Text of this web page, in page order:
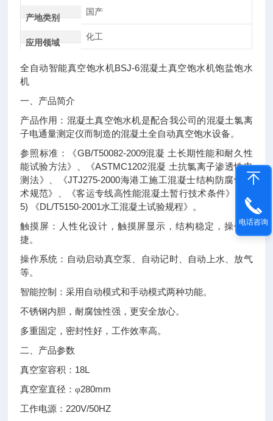
产地类别
国产
应用领域
化工
全自动智能真空饱水机BSJ-6混凝土真空饱水机饱盐饱水
机
一、产品简介
产品作用：混凝土真空饱水机是配合我公司的混凝土氯离
子电通量测定仪而制造的混凝土全自动真空饱水设备。
参照标准：《GB/T50082-2009混凝 土长期性能和耐久性
能试验方法》、《ASTMC1202混凝 土抗氯离子渗透性电
测法》、《JTJ275-2000海港工施工混凝士结构防腐蚀技
术规范》、《客运专线高性能混凝土暂行技术条件》
5)
《DL/T5150-2001水工混凝土试验规程》。
触摸屏：人性化设计，触摸屏显示，结构稳定，操作便
捷。
操作系统：自动启动真空泵、自动记时、自动上水、放气
等。
智能控制：采用自动模式和手动模式两种功能。
不锈钢内胆，耐腐蚀性强，更安全放心。
多重固定，密封性好，工作效率高。
二、产品参数
真空室容积： 18L
真空室直径：φ280mm
工作电源： 220V/50HZ
电话咨询